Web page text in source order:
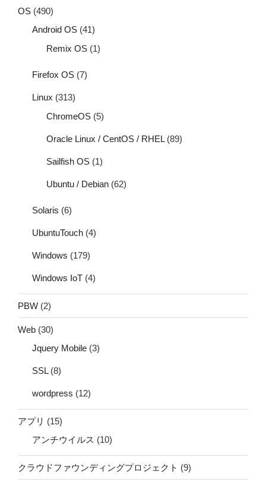
OS (490)
Android OS (41)
Remix OS (1)
Firefox OS (7)
Linux (313)
ChromeOS (5)
Oracle Linux / CentOS / RHEL(89)
Sailfish OS (1)
Ubuntu / Debian (62)
Solaris (6)
UbuntuTouch (4)
Windows (179)
Windows IoT (4)
PBW (2)
Web (30)
Jquery Mobile (3)
SSL(8)
wordpress (12)
アプリ (15)
アンチウイルス (10)
クラウドファウンディングプロジェクト (9)